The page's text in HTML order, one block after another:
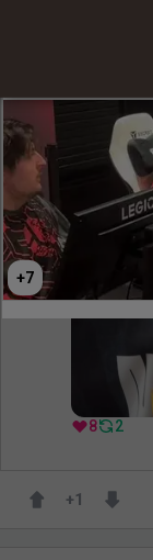
8 2
+1
Robi
+7